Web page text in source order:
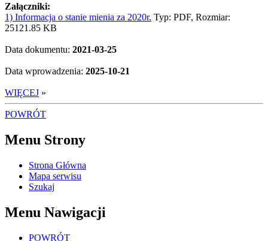
Załączniki:
1) Informacja o stanie mienia za 2020r. Typ: PDF, Rozmiar:
25121.85 KB
Data dokumentu: 2021-03-25
Data wprowadzenia: 2025-10-21
WIĘCEJ »
POWRÓT
Menu Strony
Strona Główna
Mapa serwisu
Szukaj
Menu Nawigacji
POWRÓT